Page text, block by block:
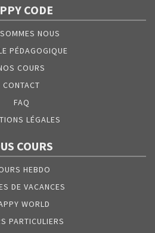
CODE
NOUS
PÉDAGOGIQUE
COURS
CONTACT
FAQ
LÉGALES
COURS
HEBDO
DE VACANCES
WORLD
PARTICULIERS